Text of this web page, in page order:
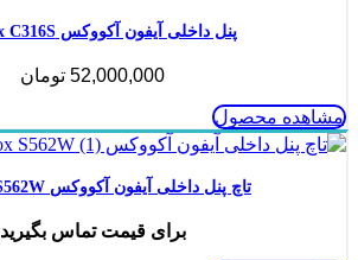
پنل داخلی آیفون آکووکس Akuvox C316S
52,000,000 تومان
مشاهده محصول
تاچ پنل داخلی آیفون آکووکس Akuvox S562W
برای قیمت تماس بگیرید